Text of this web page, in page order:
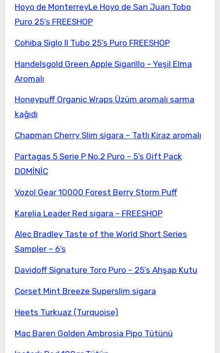
Hoyo de MonterreyLe Hoyo de San Juan Tobo
Puro 25’s FREESHOP
Cohiba Siglo II Tubo 25’s Puro FREESHOP
Handelsgold Green Apple Sigarillo – Yeşil Elma
Aromalı
Honeypuff Organic Wraps Üzüm aromalı sarma
kağıdı
Chapman Cherry Slim sigara – Tatlı Kiraz aromalı
Partagas 5 Serie P No.2 Puro – 5’s Gift Pack
DOMİNİC
Vozol Gear 10000 Forest Berry Storm Puff
Karelia Leader Red sigara – FREESHOP
Alec Bradley Taste of the World Short Series
Sampler – 6’s
Davidoff Signature Toro Puro – 25’s Ahşap Kutu
Corset Mint Breeze Superslim sigara
Heets Turkuaz (Turquoise)
Mac Baren Golden Ambrosia Pipo Tütünü